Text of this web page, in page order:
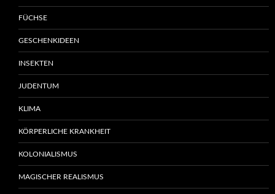
FÜCHSE
GESCHENKIDEEN
INSEKTEN
JUDENTUM
KLIMA
KÖRPERLICHE KRANKHEIT
KOLONIALISMUS
MAGISCHER REALISMUS